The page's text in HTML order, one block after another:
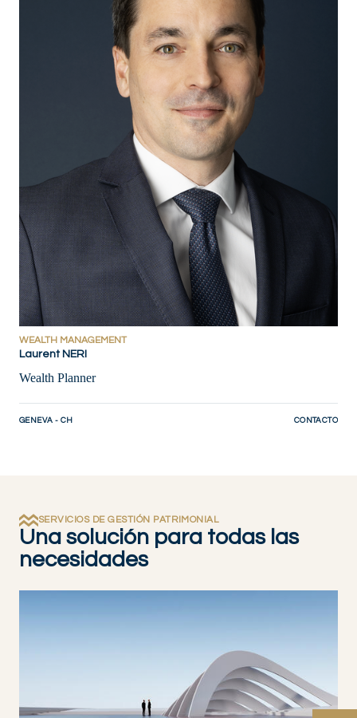
WEALTH MANAGEMENT
Laurent NERI
Wealth Planner
GENEVA - CH CONTACTO
SERVICIOS DE GESTIÓN PATRIMONIAL
Una solución para todas las
necesidades